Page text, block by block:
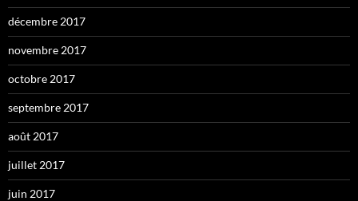
décembre 2017
novembre 2017
octobre 2017
septembre 2017
août 2017
juillet 2017
juin 2017